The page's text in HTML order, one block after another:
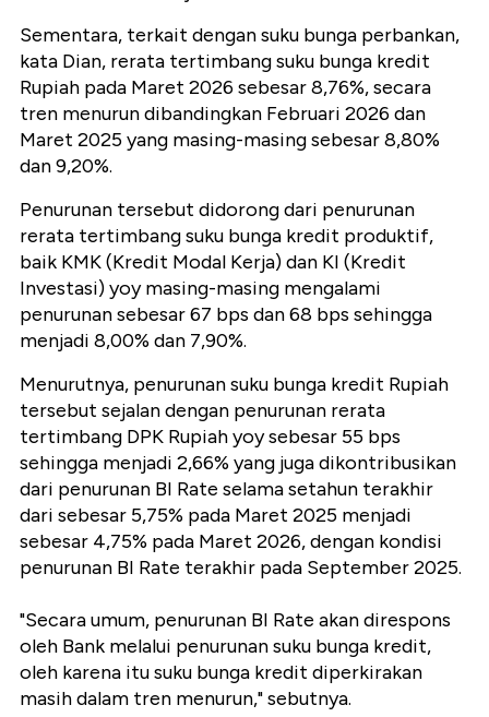
Sementara, terkait dengan suku bunga perbankan,
kata Dian, rerata tertimbang suku bunga kredit
Rupiah pada Maret 2026 sebesar 8,76%, secara
tren menurun dibandingkan Februari 2026 dan
Maret 2025 yang masing-masing sebesar 8,80%
dan 9,20%.
Penurunan tersebut didorong dari penurunan
rerata tertimbang suku bunga kredit produktif,
baik KMK (Kredit Modal Kerja) dan KI (Kredit
Investasi) yoy masing-masing mengalami
penurunan sebesar 67 bps dan 68 bps sehingga
menjadi 8,00% dan 7,90%.
Menurutnya, penurunan suku bunga kredit Rupiah
tersebut sejalan dengan penurunan rerata
tertimbang DPK Rupiah yoy sebesar 55 bps
sehingga menjadi 2,66% yang juga dikontribusikan
dari penurunan BI Rate selama setahun terakhir
dari sebesar 5,75% pada Maret 2025 menjadi
sebesar 4,75% pada Maret 2026, dengan kondisi
penurunan BI Rate terakhir pada September 2025.
"Secara umum, penurunan BI Rate akan direspons
oleh Bank melalui penurunan suku bunga kredit,
oleh karena itu suku bunga kredit diperkirakan
masih dalam tren menurun," sebutnya.